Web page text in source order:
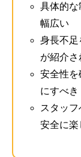
具体的な
幅広い
身長不足
が紹介さ
安全性を
にすべき
スタッ
安全に楽